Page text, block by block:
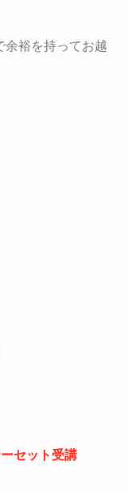
余裕を持ってお越
ーセット受講